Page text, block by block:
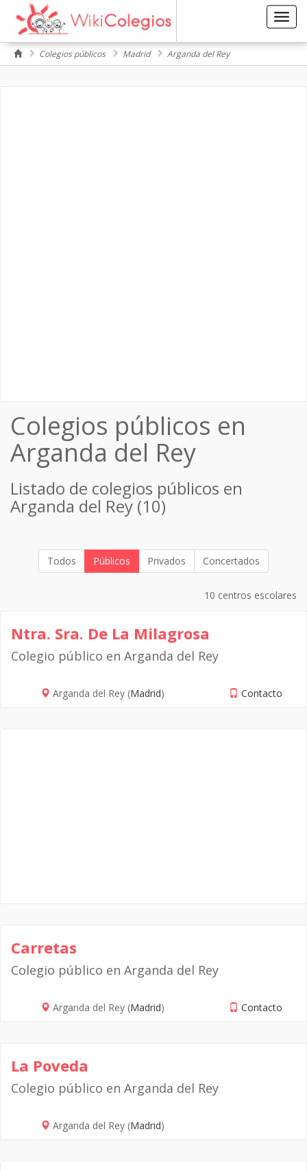
Colegios públicos Madrid Arganda del Rey
Colegios públicos en
Arganda del Rey
Listado de colegios públicos en
Arganda del Rey (10)
Todos Públicos Privados Concertados
10 centros escolares
Ntra. Sra. De La Milagrosa
Colegio público en Arganda del Rey
Arganda del Rey (Madrid) Contacto
Carretas
Colegio público en Arganda del Rey
Arganda del Rey (Madrid) Contacto
La Poveda
Colegio público en Arganda del Rey
Arganda del Rey (Madrid)